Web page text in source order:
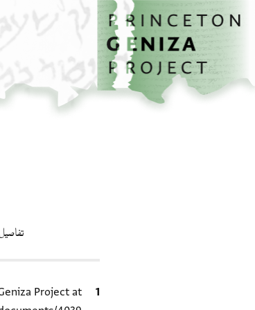
تخطي إلى المحتوى الرئيسي
الصفحة الرئيسية
الاقتباس المرجعي
Project at